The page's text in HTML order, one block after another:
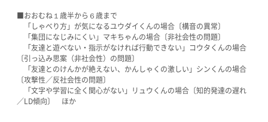
■おおむね１歳半から６歳まで
「しゃべり方」が気になるユウダイくんの場合〔構音の異常〕
「集団になじみにくい」マキちゃんの場合〔非社会性の問題〕
「友達と遊べない・指示がなければ行動できない」コウタくんの場合
〔引っ込み思案（非社会性）の問題〕
「友達とのけんかが絶えない、かんしゃくの激しい」シンくんの場合
〔攻撃性／反社会性の問題〕
「文字や学習に全く関心がない」リュウくんの場合〔知的発達の遅れ
／LD傾向〕 ほか